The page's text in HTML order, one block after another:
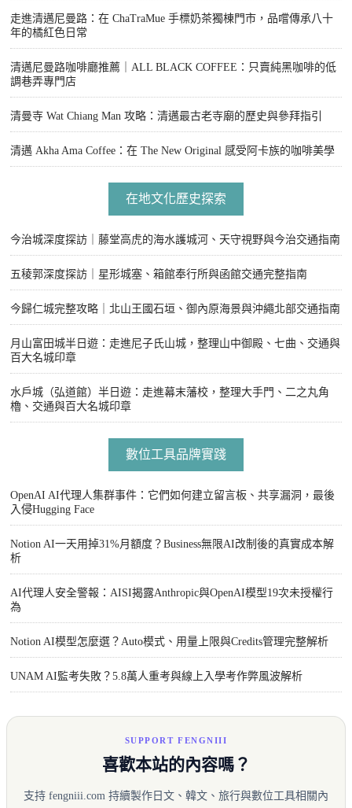
走進清邁尼曼路：在 ChaTraMue 手標奶茶獨棟門市，品嚐傳承八十
年的橘紅色日常
清邁尼曼路咖啡廳推薦｜ALL BLACK COFFEE：只賣純黑咖啡的低
調巷弄專門店
清曼寺 Wat Chiang Man 攻略：清邁最古老寺廟的歷史與參拜指引
清邁 Akha Ama Coffee：在 The New Original 感受阿卡族的咖啡美學
在地文化歷史探索
今治城深度探訪｜藤堂高虎的海水護城河、天守視野與今治交通指南
五稜郭深度探訪｜星形城塞、箱館奉行所與函館交通完整指南
今歸仁城完整攻略｜北山王國石垣、御內原海景與沖繩北部交通指南
月山富田城半日遊：走進尼子氏山城，整理山中御殿、七曲、交通與
百大名城印章
水戶城（弘道館）半日遊：走進幕末藩校，整理大手門、二之丸角
櫓、交通與百大名城印章
數位工具品牌實踐
OpenAI AI代理人集群事件：它們如何建立留言板、共享漏洞，最後
入侵Hugging Face
Notion AI一天用掉31%月額度？Business無限AI改制後的真實成本解
析
AI代理人安全警報：AISI揭露Anthropic與OpenAI模型19次未授權行
為
Notion AI模型怎麼選？Auto模式、用量上限與Credits管理完整解析
UNAM AI監考失敗？5.8萬人重考與線上入學考作弊風波解析
SUPPORT FENGNIII
喜歡本站的內容嗎？
支持 fengniii.com 持續製作日文、韓文、旅行與數位工具相關內